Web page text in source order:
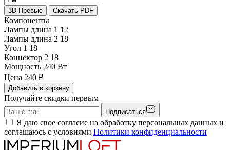
3D Превью Скачать PDF
Компоненты
Лампы длина 1 12
Лампы длина 2 18
Угол 1 18
Коннектор 2 18
Мощность 240 Вт
Цена 240 ₽
Добавить в корзину
Получайте скидки первым
Подписаться
Я даю свое согласие на обработку персональных данных и
соглашаюсь с условиями Политики конфиденциальности